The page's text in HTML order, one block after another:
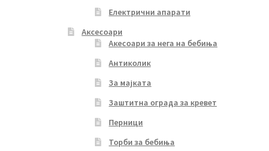
Електрични апарати
Аксесоари
Акесоари за нега на бебиња
Антиколик
За мајката
Заштитна ограда за кревет
Перници
Торби за бебиња